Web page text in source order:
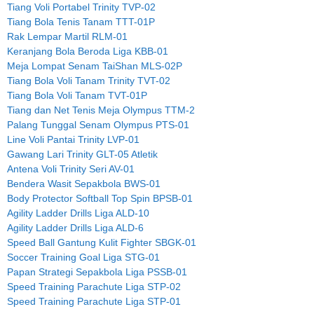
Tiang Voli Portabel Trinity TVP-02
Tiang Bola Tenis Tanam TTT-01P
Rak Lempar Martil RLM-01
Keranjang Bola Beroda Liga KBB-01
Meja Lompat Senam TaiShan MLS-02P
Tiang Bola Voli Tanam Trinity TVT-02
Tiang Bola Voli Tanam TVT-01P
Tiang dan Net Tenis Meja Olympus TTM-2
Palang Tunggal Senam Olympus PTS-01
Line Voli Pantai Trinity LVP-01
Gawang Lari Trinity GLT-05 Atletik
Antena Voli Trinity Seri AV-01
Bendera Wasit Sepakbola BWS-01
Body Protector Softball Top Spin BPSB-01
Agility Ladder Drills Liga ALD-10
Agility Ladder Drills Liga ALD-6
Speed Ball Gantung Kulit Fighter SBGK-01
Soccer Training Goal Liga STG-01
Papan Strategi Sepakbola Liga PSSB-01
Speed Training Parachute Liga STP-02
Speed Training Parachute Liga STP-01